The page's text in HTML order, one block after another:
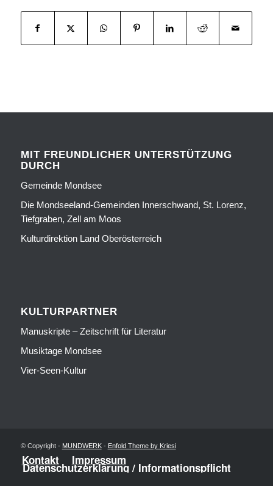
MIT FREUNDLICHER UNTERSTÜTZUNG
DURCH
Gemeinde Mondsee
Die Mondseeland-Gemeinden Innerschwand, St. Lorenz,
Tiefgraben, Zell am Moos
Kulturdirektion Land Oberösterreich
KULTURPARTNER
Manuskripte – Zeitschrift für Literatur
Musiktage Mondsee
Vier-Seen-Kultur
© Copyright - MUNDWERK- Enfold Theme by Kriesi
Kontakt Impressum
Datenschutzerklärung / Informationspflicht